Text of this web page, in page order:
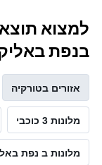
למצוא
בנפת
אזורים בטורקיה
מלונות 3 כוכבי
מלונות ב נפת